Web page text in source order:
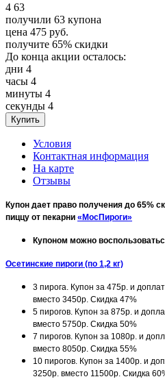
4 63
получили 63 купона
цена 475 руб.
получите 65% скидки
До конца акции осталось:
дни 4
часы 4
минуты 4
секунды 4
Условия
Контактная информация
На карте
Отзывы
Купон дает право получения до 65%
пиццу от пекарни «МосПироги»
Купоном можно
Осетинские пироги (по 1,2 кг)
3 пирога. Купон за 475р. и
вместо 3450р. Скидка 47%
5 пирогов. Купон за 875р. и
вместо 5750р. Скидка 50%
7 пирогов. Купон за 1080р. и
вместо 8050р. Скидка 55%
10 пирогов. Купон за 1400р. и
3250р. вместо 11500р. Скидка